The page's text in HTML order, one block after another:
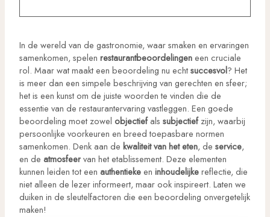
In de wereld van de gastronomie, waar smaken en ervaringen
samenkomen, spelen restaurantbeoordelingeneen cruciale
rol. Maar wat maakt een beoordeling nu echtsuccesvol? Het
is meer dan een simpele beschrijving van gerechten en sfeer;
het is een kunst om de juiste woorden te vinden die de
essentie van de restaurantervaring vastleggen. Een goede
beoordeling moet zowel objectiefals subjectiefzijn, waarbij
persoonlijke voorkeuren en breed toepasbare normen
samenkomen. Denk aan de kwaliteit van het eten, de service,
en de atmosfeervan het etablissement. Deze elementen
kunnen leiden tot een authentiekeen inhoudelijkereflectie, die
niet alleen de lezer informeert, maar ook inspireert. Laten we
duiken in de sleutelfactoren die een beoordeling onvergetelijk
maken!